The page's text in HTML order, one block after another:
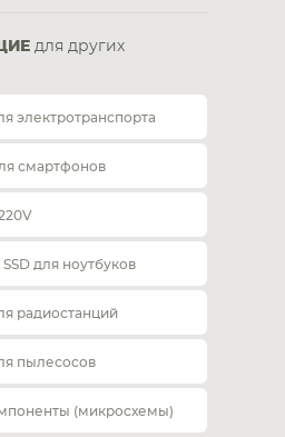
для других
электротранспорта
смартфонов
для ноутбуков
радиостанций
пылесосов
(микросхемы)